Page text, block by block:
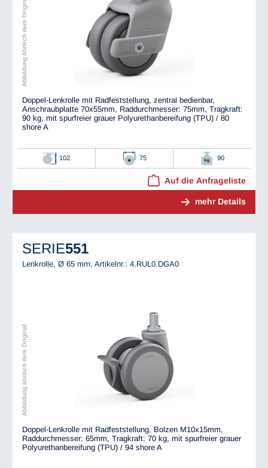
Abbildung ähnlich dem Original
Doppel-Lenkrolle mit Radfeststellung, zentral bedienbar,
Anschraubplatte 70x55mm, Raddurchmesser: 75mm, Tragkraft:
90 kg, mit spurfreier grauer Polyurethanbereifung (TPU) / 80
shore A
102 75 90
Auf die Anfrageliste
mehr Details
SERIE551
Lenkrolle, Ø 65 mm, Artikelnr.: 4.RUL0.DGA0
Abbildung ähnlich dem Original
Doppel-Lenkrolle mit Radfeststellung, Bolzen M10x15mm,
Raddurchmesser: 65mm, Tragkraft: 70 kg, mit spurfreier grauer
Polyurethanbereifung (TPU) / 94 shore A